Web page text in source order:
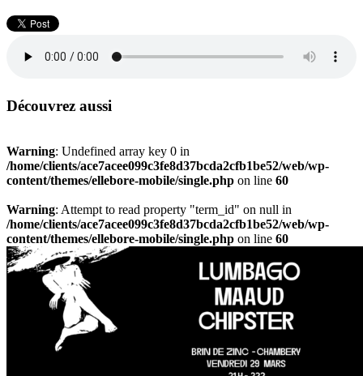
Découvrez aussi
Warning: Undefined array key 0 in
/home/clients/ace7acee099c3fe8d37bcda2cfb1be52/web/wp-
content/themes/ellebore-mobile/single.php on line 60
Warning: Attempt to read property "term_id" on null in
/home/clients/ace7acee099c3fe8d37bcda2cfb1be52/web/wp-
content/themes/ellebore-mobile/single.php on line 60